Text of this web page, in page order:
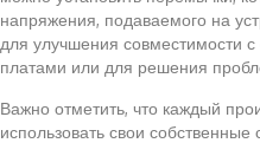
напряжения, подаваемого на
для улучшения совместимости
платами или для решения
Важно отметить, что каждый
использовать свои